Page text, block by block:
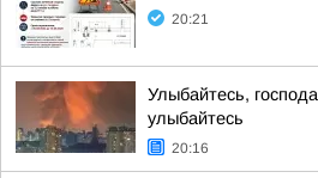
20:21
Улыбайтесь,
улыбайтесь
20:16